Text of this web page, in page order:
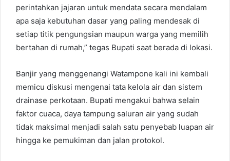
perintahkan jajaran untuk mendata secara mendalam
apa saja kebutuhan dasar yang paling mendesak di
setiap titik pengungsian maupun warga yang memilih
bertahan di rumah,” tegas Bupati saat berada di lokasi.
Banjir yang menggenangi Watampone kali ini kembali
memicu diskusi mengenai tata kelola air dan sistem
drainase perkotaan. Bupati mengakui bahwa selain
faktor cuaca, daya tampung saluran air yang sudah
tidak maksimal menjadi salah satu penyebab luapan air
hingga ke pemukiman dan jalan protokol.